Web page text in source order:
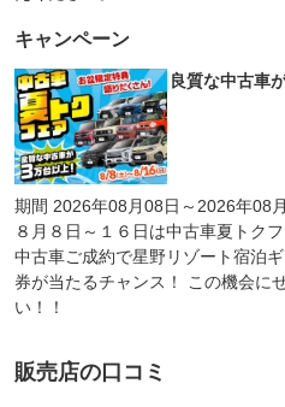
キャンペーン
良質な中古車
期間 2026年08月08日～2026年08
８月８日～１６日は中古車夏トク
中古車ご成約で星野リゾート宿泊
券が当たるチャンス！ この機会に
い！！
販売店の口コミ